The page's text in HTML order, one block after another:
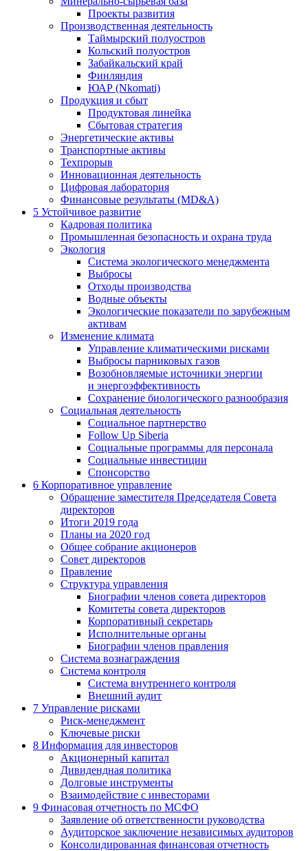
Проекты развития
Производственная деятельность
Таймырский полуостров
Кольский полуостров
Забайкальский край
Финляндия
ЮАР (Nkomati)
Продукция и сбыт
Продуктовая линейка
Сбытовая стратегия
Энергетические активы
Транспортные активы
Техпрорыв
Инновационная деятельность
Цифровая лаборатория
Финансовые результаты (MD&A)
5 Устойчивое развитие
Кадровая политика
Промышленная безопасность и охрана труда
Экология
Система экологического менеджмента
Выбросы
Отходы производства
Водные объекты
Экологические показатели по зарубежным
активам
Изменение климата
Управление климатическими рисками
Выбросы парниковых газов
Возобновляемые источники энергии
и энергоэффективность
Сохранение биологического разнообразия
Социальная деятельность
Социальное партнерство
Follow Up Siberia
Социальные программы для персонала
Социальные инвестиции
Спонсорство
6 Корпоративное управление
Обращение заместителя Председателя Совета
директоров
Итоги 2019 года
Планы на 2020 год
Общее собрание акционеров
Совет директоров
Правление
Структура управления
Биографии членов совета директоров
Комитеты совета директоров
Корпоративный секретарь
Исполнительные органы
Биографии членов правления
Система вознаграждения
Система контроля
Система внутреннего контроля
Внешний аудит
7 Управление рисками
Риск-менеджмент
Ключевые риски
8 Информация для инвесторов
Акционерный капитал
Дивидендная политика
Долговые инструменты
Взаимодействие с инвеcторами
9 Финасовая отчетность по МСФО
Заявление об ответственности руководства
Аудиторское заключение независимых аудиторов
Консолидированная финансовая отчетность